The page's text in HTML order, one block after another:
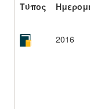
Τύπος
2016